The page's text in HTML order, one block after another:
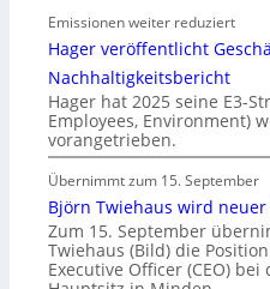
i
n
d
e
r
m
m
o
b
i
Emissionen weiter reduziert
Hager veröffentlicht
Nachhaltigkeitsbericht
Hager hat 2025 seine E3-
Employees, Environment)
vorangetrieben.
Übernimmt zum 15. September
Björn Twiehaus wird neuer
Zum 15. September
Twiehaus (Bild) die
Executive Officer (CEO)